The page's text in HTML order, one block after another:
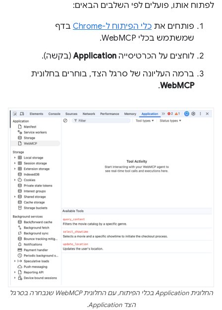
לפתוח אותו, פועלים לפי השלבים הבאים:
פותחים את כלי הפיתוח ל-Chrome
בדף
שמשתמש בכלי WebMCP.
לוחצים על הכרטיסייה Application(בקשה).
ברמה העליונה של סרגל הצד, בוחרים בחלונית
WebMCP
.
החלונית Application בכלי הפיתוח, עם החלונית WebMCP שנבחרה בסרגל
הצד Application.